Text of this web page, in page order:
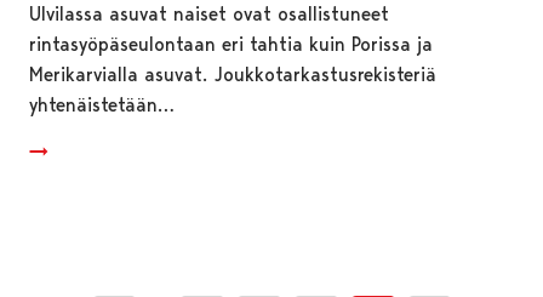
Ulvilassa asuvat naiset ovat osallistuneet
rintasyöpäseulontaan eri tahtia kuin Porissa ja
Merikarvialla asuvat. Joukkotarkastusrekisteriä
yhtenäistetään…